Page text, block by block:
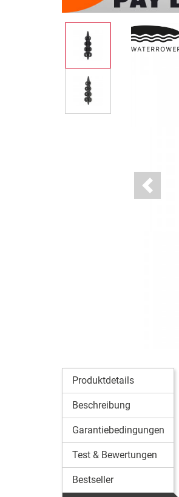
Previous
Produktdetails
Beschreibung
Garantiebedingungen
Test & Bewertungen
Bestseller